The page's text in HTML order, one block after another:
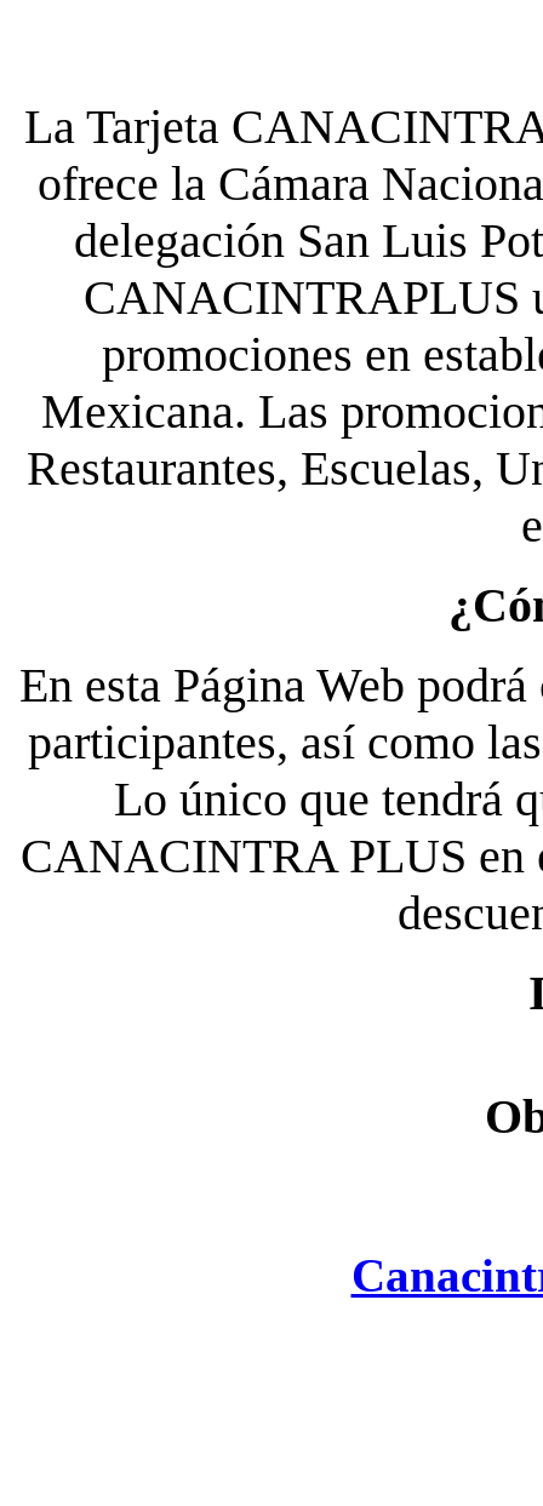
La Tarjeta
ofrece la Cámara
delegación San Luis
CANACINTRAPLUS
promociones en
Mexicana. Las
Restaurantes, Escuelas,
En esta Página Web
participantes, así como
Lo único que tendrá
CANACINTRA PLUS en